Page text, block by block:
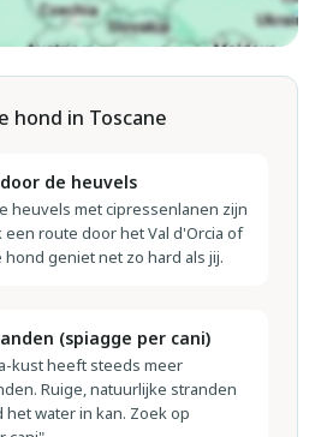
hond in Toscane
de heuvels
heuvels met cipressenlanen zijn
een route door het Val d'Orcia of
hond geniet net zo hard als jij.
(spiagge per cani)
kust heeft steeds meer
Ruige, natuurlijke stranden
het water in kan. Zoek op